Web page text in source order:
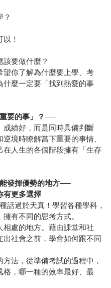
？
！
要做什麼？
望你了解為什麼要上學、考
什麼一定要「找到熱愛的事
要的事」？──
成績好，而是同時具備判斷
境時瞭解當下重要的事情、
人生的各個階段擁有「生存
發揮優勢的地方──
有更多選擇
過於天真！學習各種學科，
有不同的思考方式。
處的地方。藉由課堂和社
出社會之前，學會如何跟不同
法，從準備考試的過程中，
格，哪一種的效率最好、最